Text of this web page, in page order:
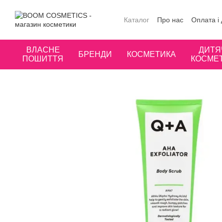
Каталог
Про нас
Оплата і
ВЛАСНЕ
ПОШИТТЯ
БРЕНДИ КОСМЕТИКА